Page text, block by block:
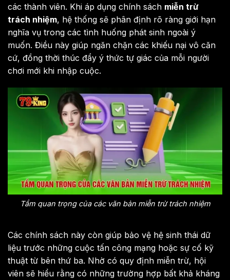
các thành viên. Khi áp dụng chính sách miễn trừ
trách nhiệm, hệ thống sẽ phân định rõ ràng giới hạn
nghĩa vụ trong các tình huống phát sinh ngoài ý
muốn. Điều này giúp ngăn chặn các khiếu nại vô căn
cứ, đồng thời thúc đẩy ý thức tự giác của mỗi người
chơi mới khi nhập cuộc.
Tầm quan trọng của các văn bản miễn trừ trách nhiệm
Các chính sách này còn giúp bảo vệ hệ sinh thái dữ
liệu trước những cuộc tấn công mạng hoặc sự cố kỹ
thuật từ bên thứ ba. Nhờ có quy định miễn trừ, hội
viên sẽ hiểu rằng có những trường hợp bất khả kháng